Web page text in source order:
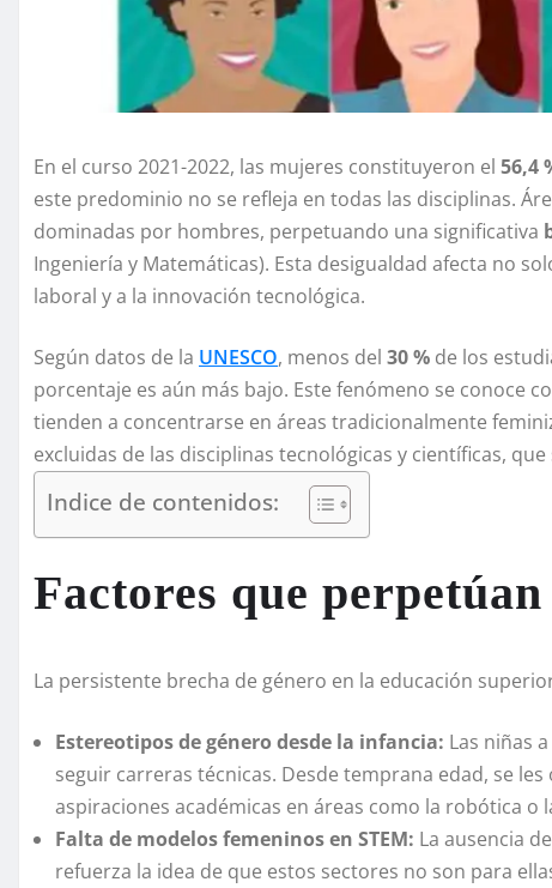
En el curso 2021-2022, las mujeres constituyeron el 56,4
este predominio no se refleja en todas las disciplinas.
dominadas por hombres, perpetuando una significativa
Ingeniería y Matemáticas). Esta desigualdad afecta no
laboral y a la innovación tecnológica.
Según datos de la UNESCO, menos del 30 % de los
porcentaje es aún más bajo. Este fenómeno se conoce
tienden a concentrarse en áreas tradicionalmente
excluidas de las disciplinas tecnológicas y científicas,
Indice de contenidos:
Factores que
La persistente brecha de género en la educación
Estereotipos de género desde la infancia: Las niñas
seguir carreras técnicas. Desde temprana edad, se
aspiraciones académicas en áreas como la robótica o
Falta de modelos femeninos en STEM: La ausencia
refuerza la idea de que estos sectores no son para